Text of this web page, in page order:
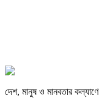
দেশ, মানুষ ও মানবতার কল্যাণে